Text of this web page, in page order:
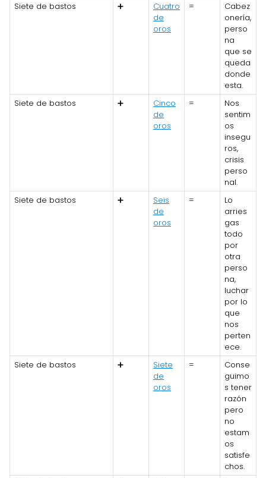
Siete de bastos
➕
Cuatro
de
oros
=
Cabez
onería,
perso
na
que se
queda
donde
esta.
Siete de bastos
➕
Cinco
de
oros
=
Nos
sentim
os
insegu
ros,
crisis
perso
nal.
Siete de bastos
➕
Seis
de
oros
=
Lo
arries
gas
todo
por
otra
perso
na,
luchar
por lo
que
nos
perten
ece.
Siete de bastos
➕
Siete
de
oros
=
Conse
guimo
s tener
razón
pero
no
estam
os
satisfe
chos.